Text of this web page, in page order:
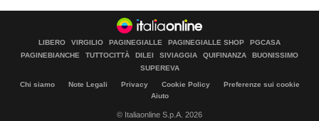
LIBERO VIRGILIO PAGINEGIALLE PAGINEGIALLE SHOP
PGCASA
PAGINEBIANCHE
TUTTOCITTÀ DILEI SIVIAGGIA QUIFINANZA
BUONISSIMO
SUPEREVA
Chi siamo Note Legali Privacy Cookie Policy
Preferenze sui cookie
Aiuto
© Italiaonline S.p.A. 2026